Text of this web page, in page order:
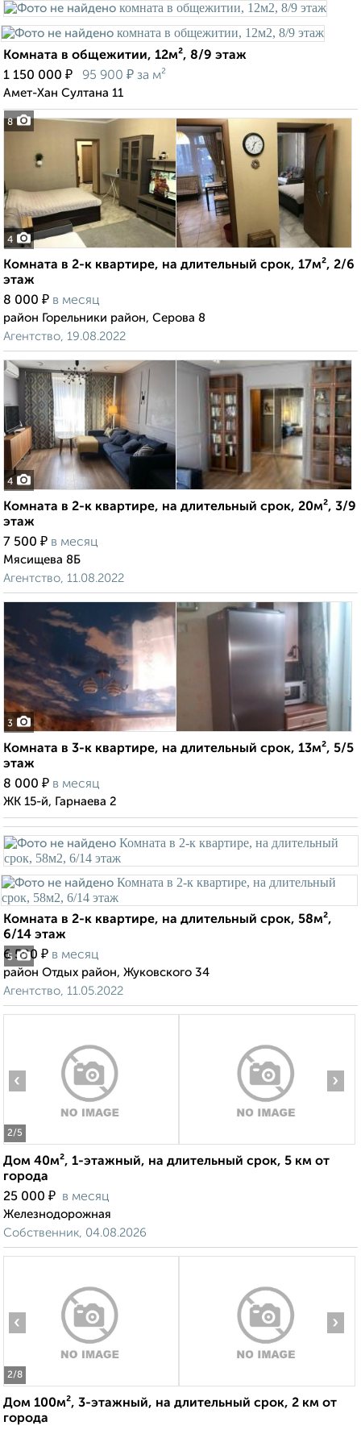
8
Комната в общежитии, 12м², 8/9 этаж
1 150 000 ₽ 95 900 ₽ за м²
Амет-Хан Султана 11
4
Комната в 2-к квартире, на длительный срок, 17м², 2/6
этаж
8 000 ₽ в месяц
район Горельники район, Серова 8
Агентство, 19.08.2022
4
Комната в 2-к квартире, на длительный срок, 20м², 3/9
этаж
7 500 ₽ в месяц
Мясищева 8Б
Агентство, 11.08.2022
3
Комната в 3-к квартире, на длительный срок, 13м², 5/5
этаж
8 000 ₽ в месяц
ЖК 15-й, Гарнаева 2
5
Комната в 2-к квартире, на длительный срок, 58м²,
6/14 этаж
6 500 ₽ в месяц
район Отдых район, Жуковского 34
Агентство, 11.05.2022
2/5
‹ ›
Дом 40м², 1-этажный, на длительный срок, 5 км от
города
25 000 ₽ в месяц
Железнодорожная
Собственник, 04.08.2026
2/8
‹ ›
Дом 100м², 3-этажный, на длительный срок, 2 км от
города